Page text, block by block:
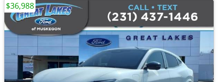
$36,988